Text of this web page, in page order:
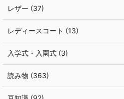
レザー (37)
レディースコート (13)
入学式・入園式 (3)
読み物 (363)